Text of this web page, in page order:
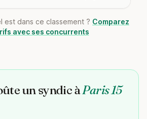
est dans ce classement ? Comparez
avec ses concurrents
un syndic àParis 15